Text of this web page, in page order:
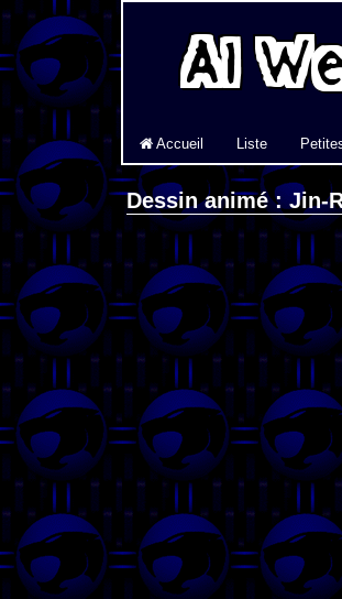
Accueil Liste
Dessin animé : Jin-